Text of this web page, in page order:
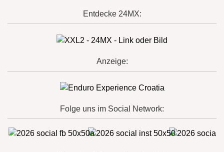
Entdecke 24MX:
Anzeige:
Folge uns im Social Network: